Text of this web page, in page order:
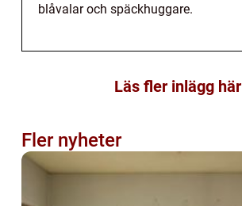
blåvalar och späckhuggare.
Läs fler inlägg här
Fler nyheter